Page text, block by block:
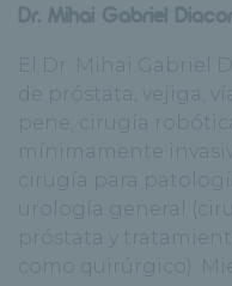
Dr. Mihai Gabriel
El Dr. Mihai Gabriel
de próstata, vejiga,
pene; cirugía
mínimamente
cirugía para
urología general
próstata y
como quirúrgico).